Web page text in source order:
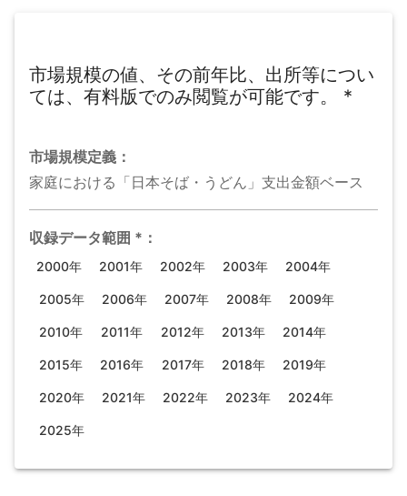
市場規模の値、その前年比、出所等につい
ては、有料版でのみ閲覧が可能です。
*
市場規模定義：
家庭における「日本そば・うどん」支出金額ベース
収録データ範囲 * ：
2000年 2001年 2002年 2003年 2004年
2005年 2006年 2007年 2008年 2009年
2010年 2011年 2012年 2013年 2014年
2015年 2016年 2017年 2018年 2019年
2020年 2021年 2022年 2023年 2024年
2025年